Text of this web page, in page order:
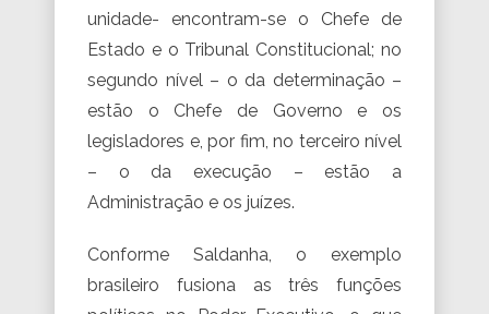
unidade- encontram-se o Chefe de
Estado e o Tribunal Constitucional; no
segundo nível – o da determinação –
estão o Chefe de Governo e os
legisladores e, por fim, no terceiro nível
– o da execução – estão a
Administração e os juízes.
Conforme Saldanha, o exemplo
brasileiro fusiona as três funções